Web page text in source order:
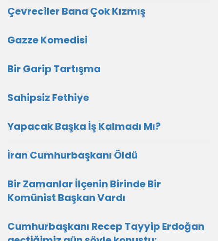
Çevreciler Bana Çok Kızmış
Gazze Komedisi
Bir Garip Tartışma
Sahipsiz Fethiye
Yapacak Başka İş Kalmadı Mı?
İran Cumhurbaşkanı Öldü
Bir Zamanlar İlçenin Birinde Bir
Komünist Başkan Vardı
Cumhurbaşkanı Recep Tayyip Erdoğan